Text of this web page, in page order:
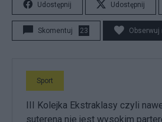
Udostępnij Udostępnij
Skomentuj 23 Obserwuj
Sport
III Kolejka Ekstraklasy czyli
suterena nie jest wysokim